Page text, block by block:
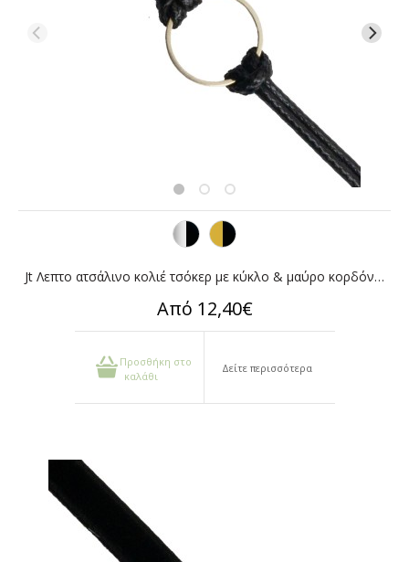
Jt Λεπτο ατσάλινο κολιέ τσόκερ με κύκλο & μαύρο κορδόνι φίδι
Από 12,40€
Προσθήκη στο
καλάθι
Δείτε περισσότερα